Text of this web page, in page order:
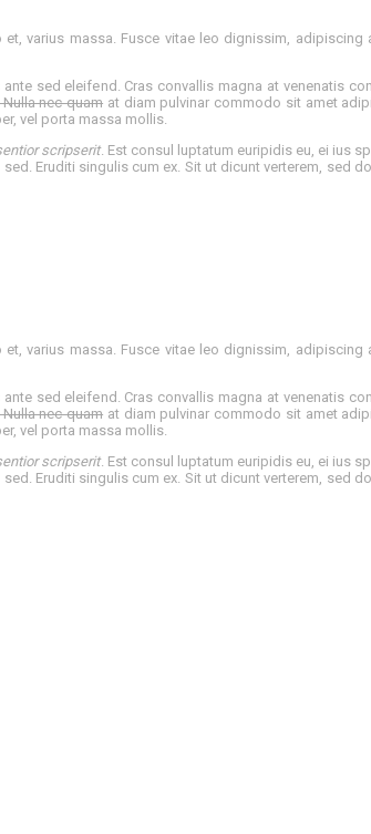
varius massa. Fusce vitae leo dignissim, adipiscing
sed eleifend. Cras convallis magna at venenatis
Nulla nec quam at diam pulvinar commodo sit amet
vel porta massa mollis.
scripserit. Est consul luptatum euripidis eu, ei ius
Eruditi singulis cum ex. Sit ut dicunt verterem, sed
varius massa. Fusce vitae leo dignissim, adipiscing
sed eleifend. Cras convallis magna at venenatis
Nulla nec quam at diam pulvinar commodo sit amet
vel porta massa mollis.
scripserit. Est consul luptatum euripidis eu, ei ius
Eruditi singulis cum ex. Sit ut dicunt verterem, sed